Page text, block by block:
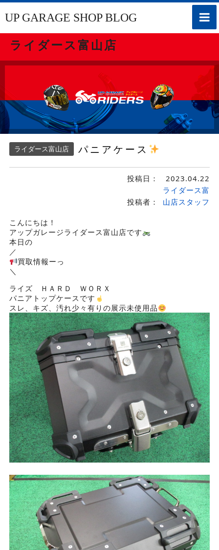
toggle
UP GARAGE SHOP BLOG
ライダース富山店
ライダース富山店 パニアケース
投稿日： 2023.04.22
投稿者：
ライダース富
山店スタッフ
こんにちは！
アップガレージライダース富山店です
本日の
／
買取情報ーっ
＼
ライズ ＨＡＲＤ ＷＯＲＸ
パニアトップケースです
スレ、キズ、汚れ少々有りの展示未使用品